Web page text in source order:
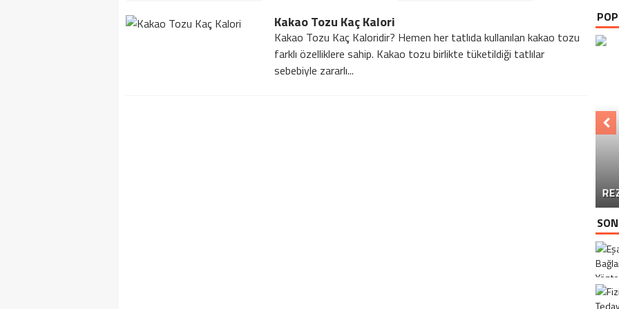
Kakao Tozu Kaç Kalori
Kakao Tozu Kaç Kaloridir? Hemen her tatlıda kullanılan kakao tozu
farklı özelliklere sahip. Kakao tozu birlikte tüketildiği tatlılar
sebebiyle zararlı...